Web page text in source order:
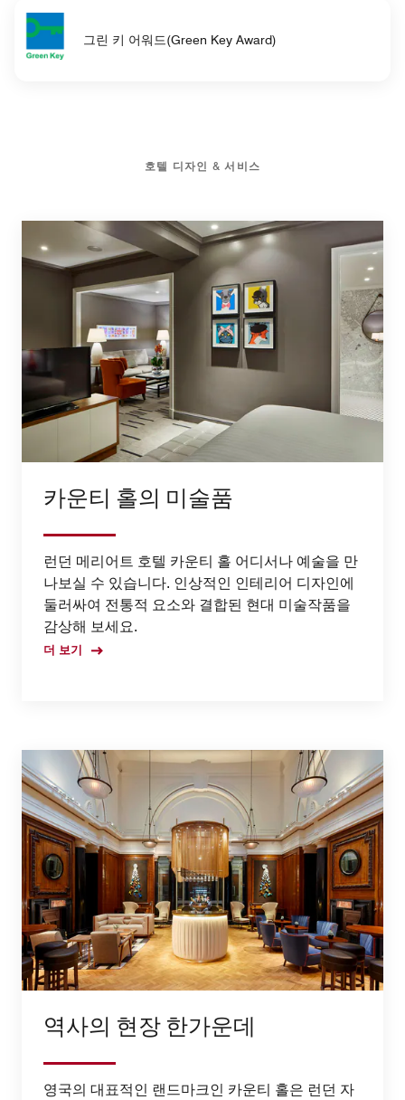
그린 키 어워드(Green Key Award)
호텔 디자인 & 서비스
카운티 홀의 미술품
런던 메리어트 호텔 카운티 홀 어디서나 예술을 만
나보실 수 있습니다. 인상적인 인테리어 디자인에
둘러싸여 전통적 요소와 결합된 현대 미술작품을
감상해 보세요.
더 보기
역사의 현장 한가운데
영국의 대표적인 랜드마크인 카운티 홀은 런던 자